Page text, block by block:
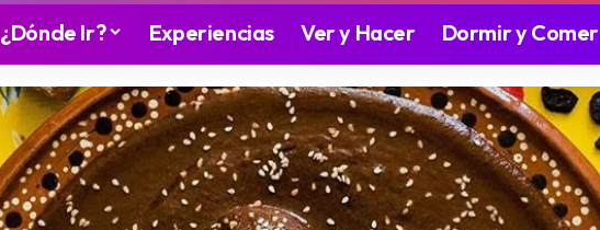
¿Dónde Ir? Experiencias Ver y Hacer Dormir y Comer